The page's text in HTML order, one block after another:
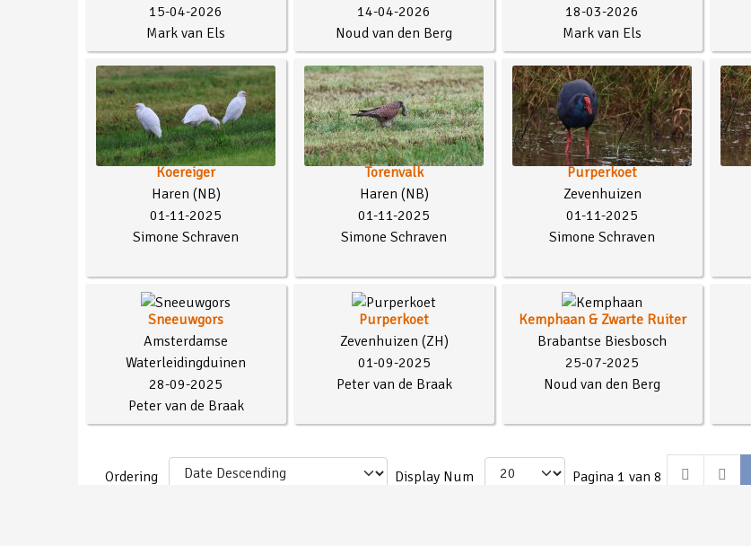
15-04-2026
Mark van Els
14-04-2026
Noud van den Berg
18-03-2026
Mark van Els
Koereiger
Haren (NB)
01-11-2025
Simone Schraven
Torenvalk
Haren (NB)
01-11-2025
Simone Schraven
Purperkoet
Zevenhuizen
01-11-2025
Simone Schraven
Sneeuwgors
Amsterdamse
Waterleidingduinen
28-09-2025
Peter van de Braak
Purperkoet
Zevenhuizen (ZH)
01-09-2025
Peter van de Braak
Kemphaan & Zwarte Ruiter
Brabantse Biesbosch
25-07-2025
Noud van den Berg
Ordering Display Num Pagina 1 van 8